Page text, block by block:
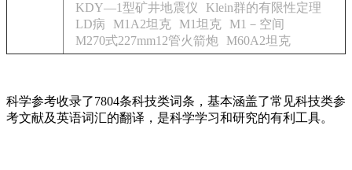
KDY—1型矿井地震仪
Klein群的有限性定理
LD病
M1A2坦克 M1坦克
M1－空间
M270式227mm12管火箭炮
M60A2坦克
科学参考收录了7804条科技类词条，基本涵盖了常见科技类参
考文献及英语词汇的翻译，是科学学习和研究的有利工具。